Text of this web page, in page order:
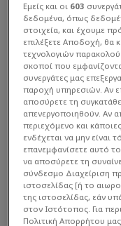
Εμείς και οι 603
δεδομένα, όπως
στοιχεία, και έχουμε
επιλέξετε Αποδοχή, θα
τεχνολογιών
σκοποί που
συνεργάτες μας
παροχή υπηρεσιών. Αν
αποσύρετε τη
απενεργοποιηθούν. Αν
περιεχόμενο και
ενδέχεται να μην είναι
επανεμφανίσετε αυτό το
να αποσύρετε τη
σύνδεσμο Διαχείριση
ιστοσελίδας [ή το
της ιστοσελίδας, εάν
στον Ιστότοπος. Για
Πολιτική Απορρήτου